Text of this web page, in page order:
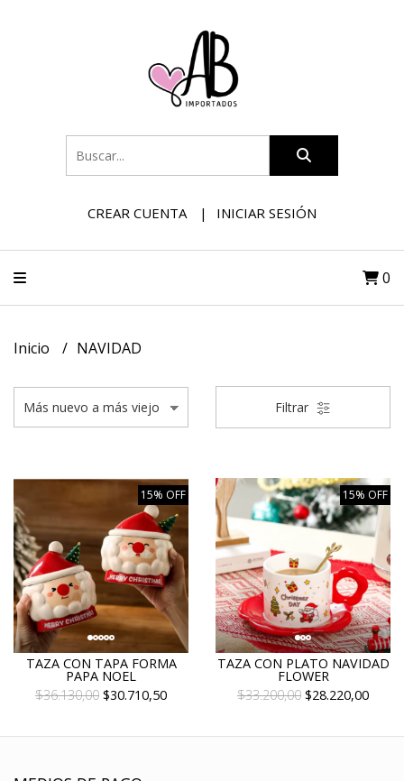
CREAR CUENTA INICIAR SESIÓN
0
Inicio NAVIDAD
Filtrar
15% OFF
TAZA CON TAPA FORMA
PAPA NOEL
$36.130,00 $30.710,50
15% OFF
TAZA CON PLATO NAVIDAD
FLOWER
$33.200,00 $28.220,00